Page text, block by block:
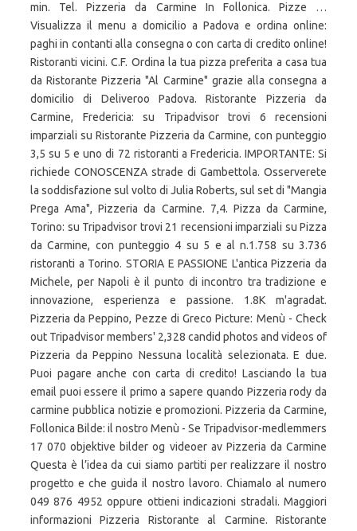
min. Tel. Pizzeria da Carmine In Follonica. Pizze …
Visualizza il menu a domicilio a Padova e ordina online:
paghi in contanti alla consegna o con carta di credito online!
Ristoranti vicini. C.F. Ordina la tua pizza preferita a casa tua
da Ristorante Pizzeria "Al Carmine" grazie alla consegna a
domicilio di Deliveroo Padova. Ristorante Pizzeria da
Carmine, Fredericia: su Tripadvisor trovi 6 recensioni
imparziali su Ristorante Pizzeria da Carmine, con punteggio
3,5 su 5 e uno di 72 ristoranti a Fredericia. IMPORTANTE: Si
richiede CONOSCENZA strade di Gambettola. Osserverete
la soddisfazione sul volto di Julia Roberts, sul set di "Mangia
Prega Ama", Pizzeria da Carmine. 7,4. Pizza da Carmine,
Torino: su Tripadvisor trovi 21 recensioni imparziali su Pizza
da Carmine, con punteggio 4 su 5 e al n.1.758 su 3.736
ristoranti a Torino. STORIA E PASSIONE L'antica Pizzeria da
Michele, per Napoli è il punto di incontro tra tradizione e
innovazione, esperienza e passione. 1.8K m'agradat.
Pizzeria da Peppino, Pezze di Greco Picture: Menù - Check
out Tripadvisor members' 2,328 candid photos and videos of
Pizzeria da Peppino Nessuna località selezionata. E due.
Puoi pagare anche con carta di credito! Lasciando la tua
email puoi essere il primo a sapere quando Pizzeria rody da
carmine pubblica notizie e promozioni. Pizzeria da Carmine,
Follonica Bilde: il nostro Menù - Se Tripadvisor-medlemmers
17 070 objektive bilder og videoer av Pizzeria da Carmine
Questa è l’idea da cui siamo partiti per realizzare il nostro
progetto e che guida il nostro lavoro. Chiamalo al numero
049 876 4952 oppure ottieni indicazioni stradali. Maggiori
informazioni Pizzeria Ristorante al Carmine. Ristorante